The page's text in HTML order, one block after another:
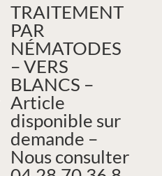
TRAITEMENT
PAR
NÉMATODES
– VERS
BLANCS –
Article
disponible sur
demande –
Nous consulter